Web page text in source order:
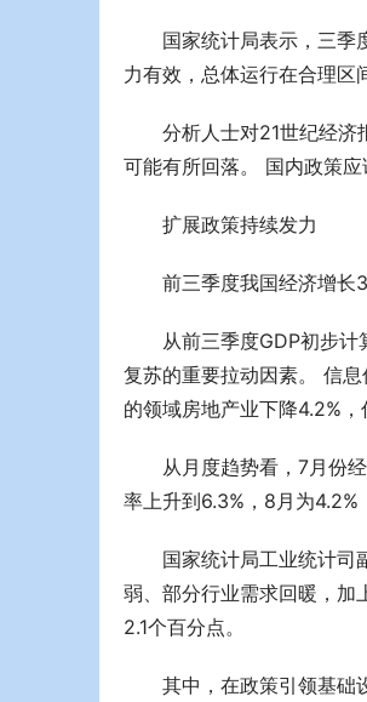
国家统计局表示，三季
力有效，总体运行在合理区
分析人士对21世纪经济
可能有所回落。 国内政策
扩展政策持续发力
前三季度我国经济增长
从前三季度GDP初步
复苏的重要拉动因素。 信
的领域房地产业下降4.2%
从月度趋势看，7月份
率上升到6.3%，8月为4.2%
国家统计局工业统计司
弱、部分行业需求回暖，加
2.1个百分点。
其中，在政策引领基础